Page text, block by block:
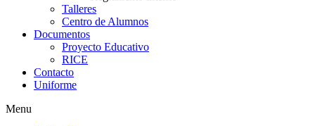
Talleres
Centro de Alumnos
Documentos
Proyecto Educativo
RICE
Contacto
Uniforme
Menu